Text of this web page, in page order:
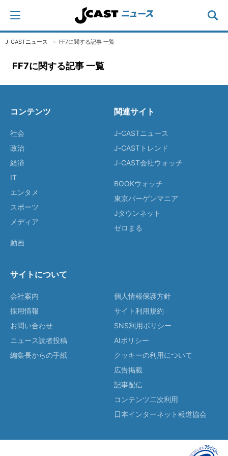
J-CASTニュース FF7に関する記事 一覧
FF7に関する記事 一覧
コンテンツ
社会
政治
経済
IT
エンタメ
スポーツ
メディア
動画
関連サイト
J-CASTニュース
J-CASTトレンド
J-CAST会社ウォッチ
BOOKウォッチ
東京バーゲンマニア
Jタウンネット
ゼロまる
サイトについて
会社案内
採用情報
お問い合わせ
ニュース読者投稿
編集長からの手紙
個人情報保護方針
サイト利用規約
SNS利用ポリシー
AIポリシー
クッキーの利用について
広告掲載
記事配信
コンテンツ二次利用
日本インターネット報道協会